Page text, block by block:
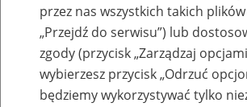
przez nas wszystkich takich
„Przejdź do serwisu”) lub
zgody (przycisk „Zarządzaj
wybierzesz przycisk „Odrzuć
będziemy wykorzystywać tylko